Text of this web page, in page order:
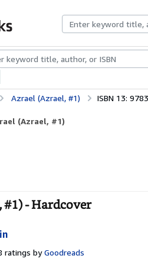
CollectionsRare BooksArt &
Azrael (Azrael, #1) ISBN 13:
(Azrael, #1)
#1) - Hardcover
ratings by Goodreads